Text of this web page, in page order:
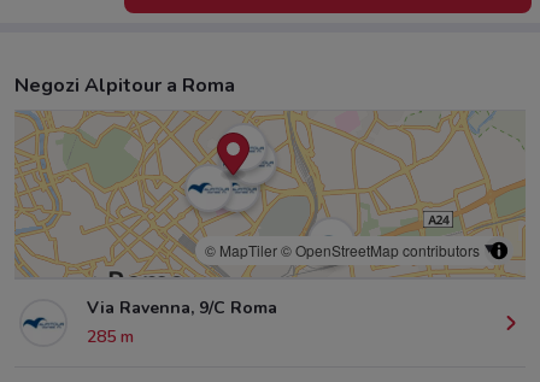
Negozi Alpitour a Roma
© MapTiler© OpenStreetMap contributors
Via Ravenna, 9/C Roma
285 m